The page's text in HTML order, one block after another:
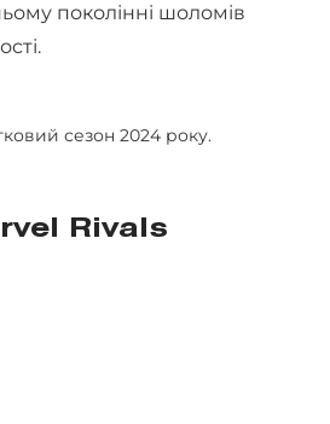
поколінні шоломів
сезон 2024 року.
Rivals